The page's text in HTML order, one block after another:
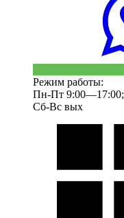
Режим работы:
Пн-Пт 9:00—17:00;
Сб-Вс вых